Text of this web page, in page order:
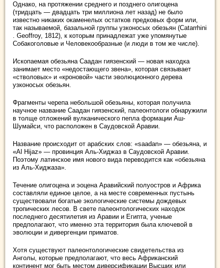
Однако, на протяжении среднего и позднего олигоцена
(тридцать — двадцать три миллиона лет назад) не было
известно никаких окаменелых остатков предковых форм или,
так называемой, базальной группы узконосых обезьян (Catarrhini
. Geoffroy, 1812), к которым принадлежат уже упомянутые
Собакоголовые и Человекообразные (и люди в том же числе).
Ископаемая обезьяна Саадан гиязенский — новая находка
занимает место «недостающего звена», которая связывает
«стволовых» и «кроновой» части эволюционного дерева
узконосых обезьян.
Фрагменты черепа небольшой обезьяны, которая получила
научное название Саадан гиязенский, палеонтологи обнаружили
в толще отложений вулканического пепла формации Аш-
Шумайси, что расположен в Саудовской Аравии.
Название происходит от арабских слов: «saadan» — обезьяна, и
«Al Hijaz» — провинция Аль-Хиджаз в Саудовской Аравии.
Поэтому латинское имя нового вида переводится как «обезьяна
из Аль-Хиджаза».
Течение олигоцена и эоцена Аравийский полуостров и Африка
составляли единое целое, а на месте современных пустынь
существовали богатые экологические системы дождевых
тропических лесов. В свете палеонтологических находок
последнего десятилетия из Аравии и Египта, ученые
предполагают, что именно эта территория была ключевой в
эволюции и дивергенции приматов.
Хотя существуют палеонтологические свидетельства из
Анголы, которые предполагают, что весь Африканский
континент мог быть местом диверсификации Высших или